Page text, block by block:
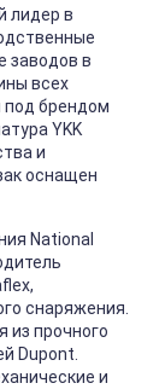
лидер в
заводов в
всех
под брендом
YKK
и
оснащен
National
снаряжения.
из прочного
Dupont.
и